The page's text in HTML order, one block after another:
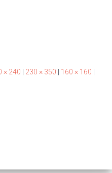
× 240 | 230 × 350 | 160 × 160 |